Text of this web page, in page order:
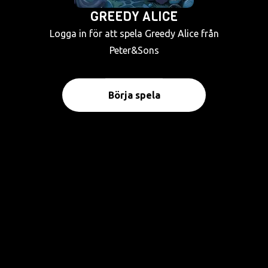
GREEDY ALICE
Logga in för att spela Greedy Alice från
Peter&Sons
Börja spela